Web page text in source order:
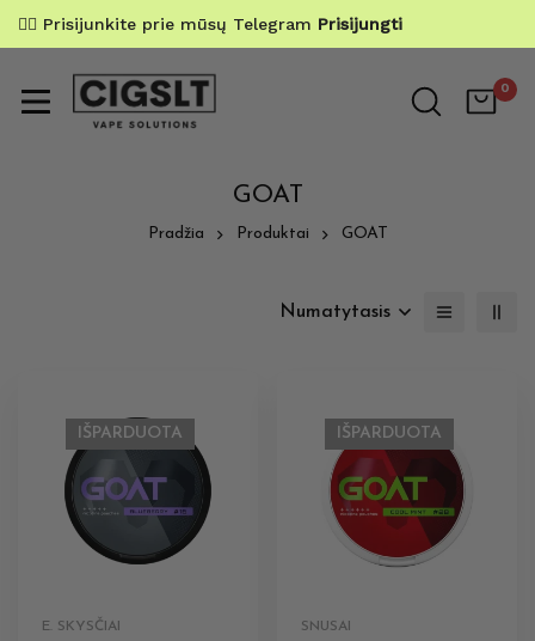
✌🏼 Prisijunkite prie mūsų Telegram Prisijungti
0
GOAT
Pradžia Produktai GOAT
Numatytasis
IŠPARDUOTA
E. SKYSČIAI
IŠPARDUOTA
SNUSAI